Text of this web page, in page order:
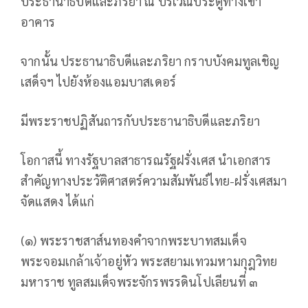
อาคาร
จากนั้น ประธานาธิบดีและภริยา กราบบังคมทูลเชิญ
เสด็จฯ ไปยังห้องแอมบาสเดอร์
มีพระราชปฏิสันถารกับประธานาธิบดีและภริยา
โอกาสนี้ ทางรัฐบาลสาธารณรัฐฝรั่งเศส นำเอกสาร
สำคัญทางประวัติศาสตร์ความสัมพันธ์ไทย-ฝรั่งเศสมา
จัดแสดง ได้แก่
(๑) พระราชสาส์นทองคำจากพระบาทสมเด็จ
พระจอมเกล้าเจ้าอยู่หัว พระสยามเทวมหามกุฎวิทย
มหาราช ทูลสมเด็จพระจักรพรรดินโปเลียนที่ ๓